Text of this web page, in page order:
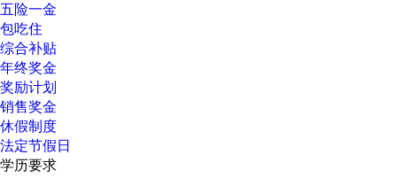
五险一金
包吃住
综合补贴
年终奖金
奖励计划
销售奖金
休假制度
法定节假日
学历要求